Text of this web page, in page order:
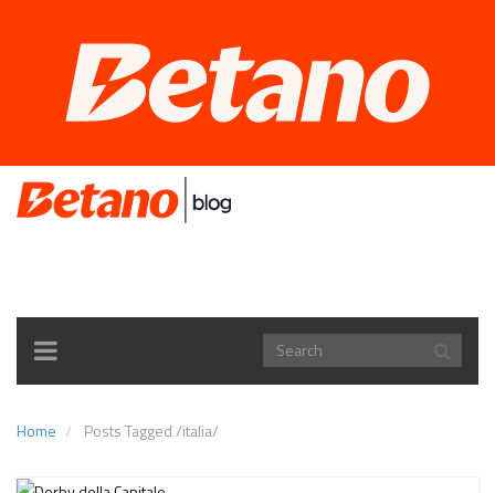
TOGGLE
NAVIGATION
Home Posts Tagged/italia/